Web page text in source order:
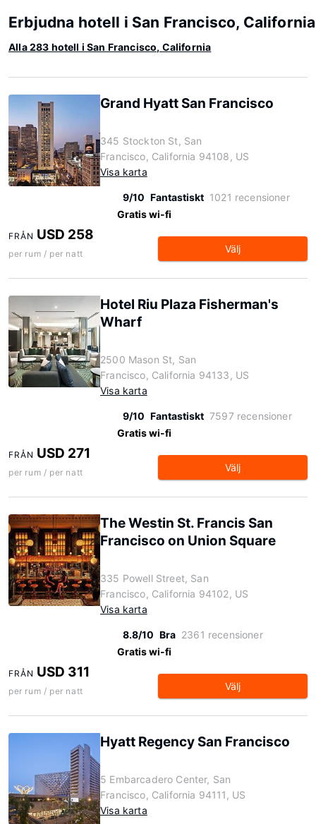
Erbjudna hotell i San Francisco, California
Alla 283 hotell i San Francisco, California
Grand Hyatt San Francisco
345 Stockton St, San
Francisco, California 94108, US
Visa karta
9/10 Fantastiskt 1021 recensioner
Gratis wi-fi
FRÅN USD 258
per rum / per natt Välj
Hotel Riu Plaza Fisherman's
Wharf
2500 Mason St, San
Francisco, California 94133, US
Visa karta
9/10 Fantastiskt 7597 recensioner
Gratis wi-fi
FRÅN USD 271
per rum / per natt Välj
The Westin St. Francis San
Francisco on Union Square
335 Powell Street, San
Francisco, California 94102, US
Visa karta
8.8/10 Bra 2361 recensioner
Gratis wi-fi
FRÅN USD 311
per rum / per natt Välj
Hyatt Regency San Francisco
5 Embarcadero Center, San
Francisco, California 94111, US
Visa karta